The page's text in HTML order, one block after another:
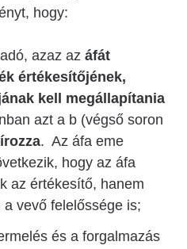
hogy:
azaz az áfát
értékesítőjének,
kell megállapítania
azt a b (végső soron
. Az áfa eme
hogy az áfa
az értékesítő, hanem
vevő felelőssége is;
és a forgalmazás